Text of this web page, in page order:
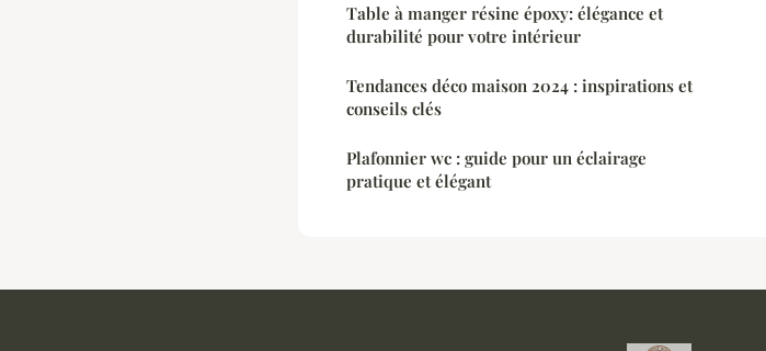
Table à manger résine époxy: élégance et
durabilité pour votre intérieur
Tendances déco maison 2024 : inspirations et
conseils clés
Plafonnier wc : guide pour un éclairage
pratique et élégant